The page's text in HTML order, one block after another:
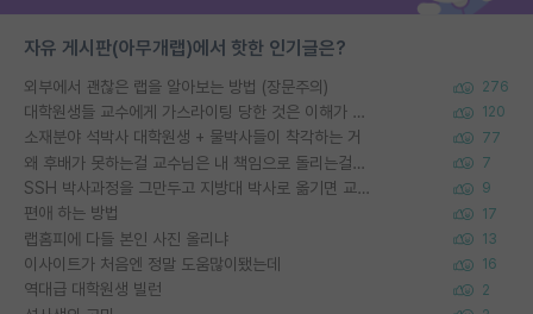
자유 게시판(아무개랩)에서 핫한 인기글은?
외부에서 괜찮은 랩을 알아보는 방법 (장문주의) 276
대학원생들 교수에게 가스라이팅 당한 것은 이해가 갑니다. 안타깝네요. 120
소재분야 석박사 대학원생 + 물박사들이 착각하는 거 77
왜 후배가 못하는걸 교수님은 내 책임으로 돌리는걸까요? 7
SSH 박사과정을 그만두고 지방대 박사로 옮기면 교수의 꿈은 끝일까요? 9
편애 하는 방법 17
랩홈피에 다들 본인 사진 올리냐 13
이사이트가 처음엔 정말 도움많이됐는데 16
역대급 대학원생 빌런 2